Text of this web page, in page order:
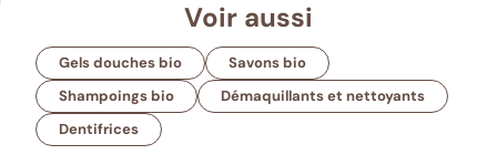
Voir aussi
Gels douches bio
Savons bio
Shampoings bio
Démaquillants et nettoyants
Dentifrices